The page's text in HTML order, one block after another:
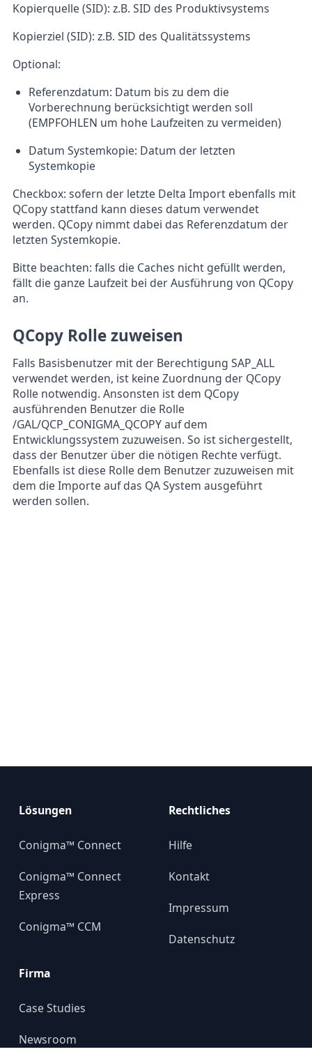
Kopierquelle (SID): z.B. SID des Produktivsystems
Kopierziel (SID): z.B. SID des Qualitätssystems
Optional:
Referenzdatum: Datum bis zu dem die
Vorberechnung berücksichtigt werden soll
(EMPFOHLEN um hohe Laufzeiten zu vermeiden)
Datum Systemkopie: Datum der letzten
Systemkopie
Checkbox: sofern der letzte Delta Import ebenfalls mit
QCopy stattfand kann dieses datum verwendet
werden. QCopy nimmt dabei das Referenzdatum der
letzten Systemkopie.
Bitte beachten: falls die Caches nicht gefüllt werden,
fällt die ganze Laufzeit bei der Ausführung von QCopy
an.
QCopy Rolle zuweisen
Falls Basisbenutzer mit der Berechtigung SAP_ALL
verwendet werden, ist keine Zuordnung der QCopy
Rolle notwendig. Ansonsten ist dem QCopy
ausführenden Benutzer die Rolle
/GAL/QCP_CONIGMA_QCOPY auf dem
Entwicklungssystem zuzuweisen. So ist sichergestellt,
dass der Benutzer über die nötigen Rechte verfügt.
Ebenfalls ist diese Rolle dem Benutzer zuzuweisen mit
dem die Importe auf das QA System ausgeführt
werden sollen.
Lösungen
Conigma™ Connect
Conigma™ Connect
Express
Conigma™ CCM
Firma
Case Studies
Newsroom
Rechtliches
Hilfe
Kontakt
Impressum
Datenschutz